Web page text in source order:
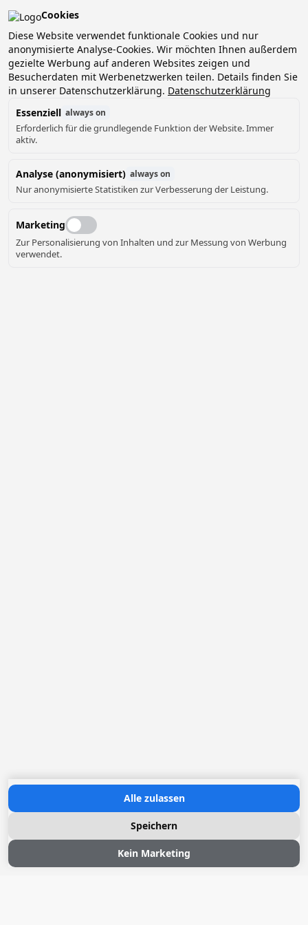
Sloep fahren
Segeln
Cookies
Diese Website verwendet funktionale Cookies und nur
anonymisierte Analyse-Cookies. Wir möchten Ihnen außerdem
gezielte Werbung auf anderen Websites zeigen und
Besucherdaten mit Werbenetzwerken teilen. Details finden Sie
in unserer Datenschutzerklärung. Datenschutzerklärung
Essenziell always on
Erforderlich für die grundlegende Funktion der Website. Immer
aktiv.
Analyse (anonymisiert) always on
Nur anonymisierte Statistiken zur Verbesserung der Leistung.
Marketing
Zur Personalisierung von Inhalten und zur Messung von Werbung
verwendet.
Kein Marketing
Speichern
Alle zulassen